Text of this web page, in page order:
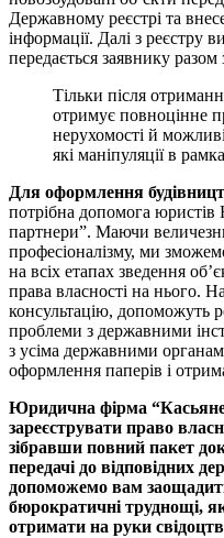
Державному реєстрі та
інформації. Далі з реєстру
передається заявнику разом
Тільки після
отримує повноцінне
нерухомості й
які маніпуляції в
Для оформлення
потрібна допомога юристів
партнери”. Маючи
професіоналізму, ми
на всіх етапах зведення
права власності на нього.
консультацію, допоможуть
проблеми з державними
з усіма державними
оформлення паперів і
Юридична фірма
зареєструвати право
зібравши повний пакет
передачі до відповідних
допоможемо вам
бюрократичні труднощі,
отримати на руки